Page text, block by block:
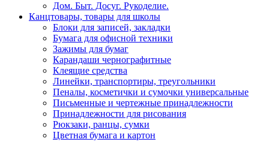
Дом. Быт. Досуг. Рукоделие.
Канцтовары, товары для школы
Блоки для записей, закладки
Бумага для офисной техники
Зажимы для бумаг
Карандаши чернографитные
Клеящие средства
Линейки, транспортиры, треугольники
Пеналы, косметички и сумочки универсальные
Письменные и чертежные принадлежности
Принадлежности для рисования
Рюкзаки, ранцы, сумки
Цветная бумага и картон